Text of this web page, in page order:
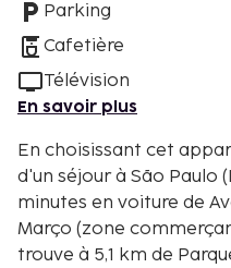
Parking
Cafetière
Télévision
En savoir plus
En choisissant cet
d'un séjour à São Paulo
minutes en voiture de
Março (zone commerçante). Cet
trouve à 5,1 km de